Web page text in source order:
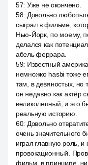
57: Уже не окончено.
58: Довольно
сыграл в фильме,
Нью-Йорк, по моему,
делался как
абель феррара.
59: Известный
немножко hasbi тоже
там, в девяностых, но
он недавно как актёр
великолепный, и это
реальную историю.
60: Довольно
очень значительного
играл главную роль,
провокационный.
фильм, в принципе,